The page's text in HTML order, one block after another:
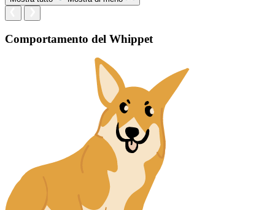
Comportamento del Whippet